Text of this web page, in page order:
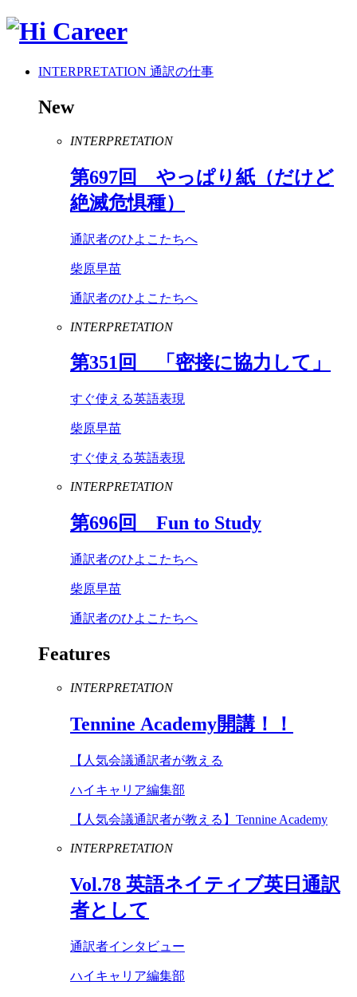
INTERPRETATION 通訳の仕事
New
INTERPRETATION
第697回 やっぱり紙（だけど
絶滅危惧種）
通訳者のひよこたちへ
柴原早苗
通訳者のひよこたちへ
INTERPRETATION
第351回 「密接に協力して」
すぐ使える英語表現
柴原早苗
すぐ使える英語表現
INTERPRETATION
第696回 Fun to Study
通訳者のひよこたちへ
柴原早苗
通訳者のひよこたちへ
Features
INTERPRETATION
Tennine Academy開講！！
【人気会議通訳者が教える
ハイキャリア編集部
【人気会議通訳者が教える】Tennine Academy
INTERPRETATION
Vol.78 英語ネイティブ英日通訳
者として
通訳者インタビュー
ハイキャリア編集部